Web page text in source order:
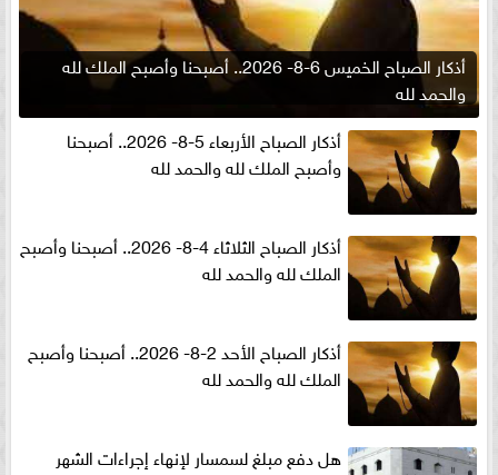
أذكار الصباح الخميس 6-8- 2026.. أصبحنا وأصبح الملك لله
والحمد لله
أذكار الصباح الأربعاء 5-8- 2026.. أصبحنا
وأصبح الملك لله والحمد لله
أذكار الصباح الثلاثاء 4-8- 2026.. أصبحنا وأصبح
الملك لله والحمد لله
أذكار الصباح الأحد 2-8- 2026.. أصبحنا وأصبح
الملك لله والحمد لله
هل دفع مبلغ لسمسار لإنهاء إجراءات الشهر